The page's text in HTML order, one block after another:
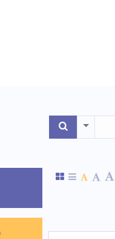
Toggle Dropdown